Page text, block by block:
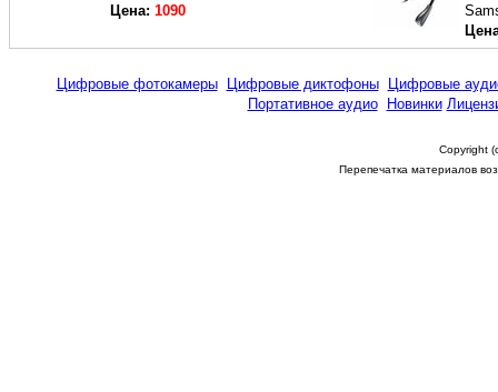
Цена: 1090
Цифровые фотокамеры Цифровые диктофоны
Цифровые
Портативное аудио
Новинки
Copyright
Перепечатка материалов